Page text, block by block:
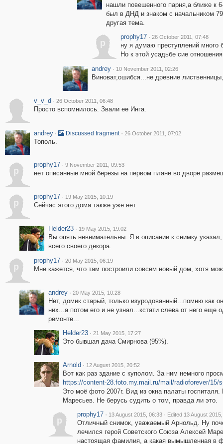
нашли повешенного парня,а ближе к
был в ДНД и знаком с начальником
другая тема.
p
prophy17 · 26 October 2011, 07:48
ну я думаю преступлений
Но к этой усадьбе сие
andrey · 10 November 2011, 02:26
Виноват,ошибся...не древние
v_v_d · 26 October 2011, 06:48
Просто вспомнилось. Звали ее Инга.
andrey · Discussed fragment · 26 October 2011, 07:02
Тополь.
p
prophy17 · 9 November 2011, 09:53
нет описанные мной березы на первом плане во дворе
p
prophy17 · 19 May 2015, 10:19
Сейчас этого дома также уже нет.
Helder23 · 19 May 2015, 19:02
Вы опять невнимательны. Я в описании к снимку
всего своего декора.
p
prophy17 · 20 May 2015, 06:19
Мне кажется, что там построили совсем новый дом, хотя
andrey · 20 May 2015, 10:28
Нет, домик старый, только изуродованный...помню как
них...а потом его и не узнал...кстати слева от него еще
ремонте...
Helder23 · 21 May 2015, 17:27
Это бывшая дача Смирнова (95%).
Arnold · 12 August 2015, 20:52
Вот как раз здание с куполом. За ним немного
https://content-28.foto.my.mail.ru/mail/radioforever/15/
Это моё фото 2007г. Вид из окна палаты
Маресьев. Не берусь судить о том, правда ли это.
p
prophy17 · 13 August 2015, 06:33 · Edited 13 August
Отличный снимок, уважаемый Арнольд. Ну
лечился герой Советского Союза Алексей
настоящая фамилия, а какая вымышленная в